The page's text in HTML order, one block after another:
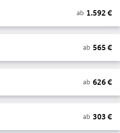
ab 1.592 €
ab 565 €
ab 626€
ab 303 €